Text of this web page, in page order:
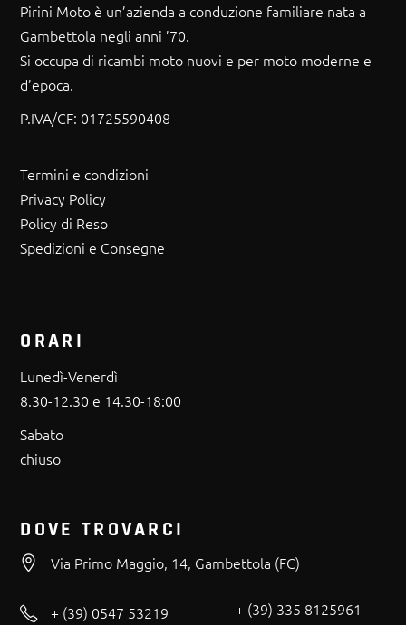
Pirini Moto è un’azienda a conduzione familiare nata a
Gambettola negli anni ’70.
Si occupa di ricambi moto nuovi e per moto moderne e
d’epoca.
P.IVA/CF: 01725590408
Termini e condizioni
Privacy Policy
Policy di Reso
Spedizioni e Consegne
ORARI
Lunedì-Venerdì
8.30-12.30 e 14.30-18:00
Sabato
chiuso
DOVE TROVARCI
Via Primo Maggio, 14, Gambettola (FC)
+ (39) 0547 53219 + (39) 335 8125961